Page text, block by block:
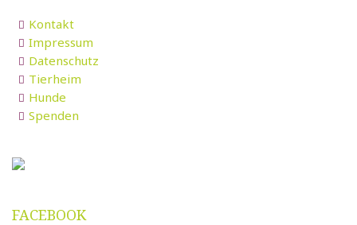
Kontakt
Impressum
Datenschutz
Tierheim
Hunde
Spenden
FACEBOOK